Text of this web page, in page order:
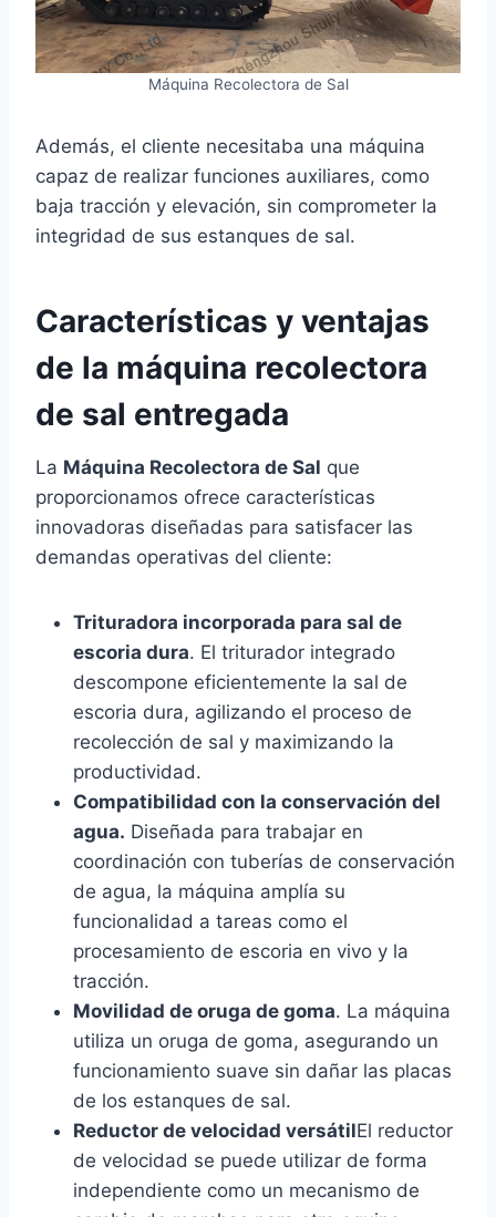
Máquina Recolectora de Sal
Además, el cliente necesitaba una máquina
capaz de realizar funciones auxiliares, como
baja tracción y elevación, sin comprometer la
integridad de sus estanques de sal.
Características y ventajas
de la máquina recolectora
de sal entregada
La Máquina Recolectora de Sal que
proporcionamos ofrece características
innovadoras diseñadas para satisfacer las
demandas operativas del cliente:
Trituradora incorporada para sal de
escoria dura. El triturador integrado
descompone eficientemente la sal de
escoria dura, agilizando el proceso de
recolección de sal y maximizando la
productividad.
Compatibilidad con la conservación del
agua. Diseñada para trabajar en
coordinación con tuberías de conservación
de agua, la máquina amplía su
funcionalidad a tareas como el
procesamiento de escoria en vivo y la
tracción.
Movilidad de oruga de goma. La máquina
utiliza un oruga de goma, asegurando un
funcionamiento suave sin dañar las placas
de los estanques de sal.
Reductor de velocidad versátilEl reductor
de velocidad se puede utilizar de forma
independiente como un mecanismo de